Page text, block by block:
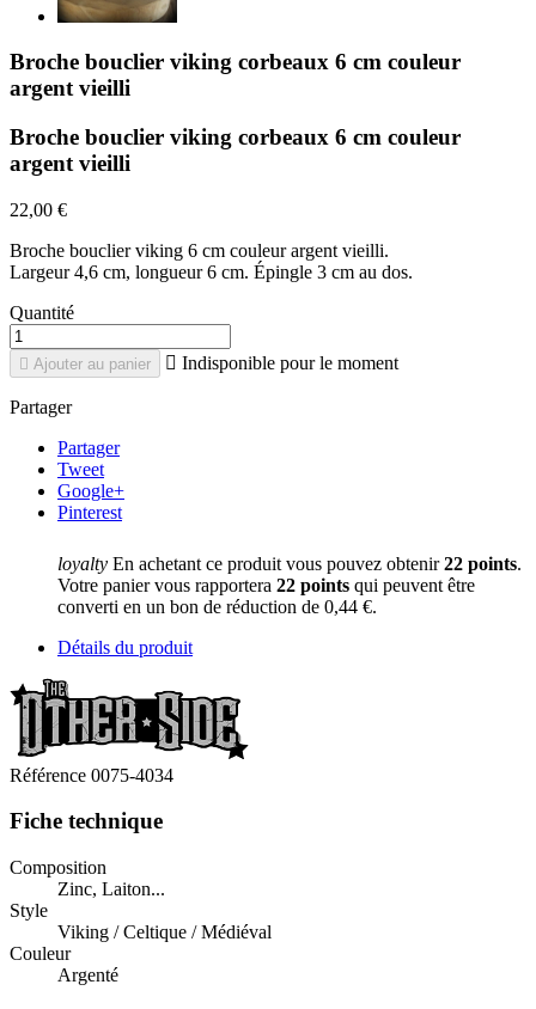
Broche bouclier viking corbeaux 6 cm couleur
argent vieilli
Broche bouclier viking corbeaux 6 cm couleur
argent vieilli
22,00 €
Broche bouclier viking 6 cm couleur argent vieilli.
Largeur 4,6 cm, longueur 6 cm. Épingle 3 cm au dos.
Quantité
 Ajouter au panier  Indisponible pour le moment
Partager
Partager
Tweet
Google+
Pinterest
loyalty En achetant ce produit vous pouvez obtenir22 points.
Votre panier vous rapportera 22 points qui peuvent être
converti en un bon de réduction de 0,44 €.
Détails du produit
Référence 0075-4034
Fiche technique
Composition
Zinc, Laiton...
Style
Viking / Celtique / Médiéval
Couleur
Argenté